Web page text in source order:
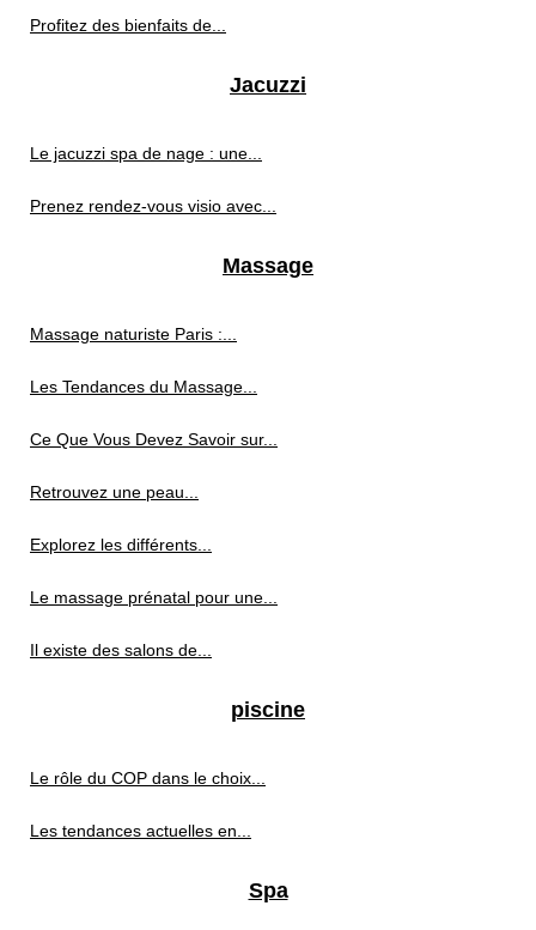
Profitez des bienfaits de...
Jacuzzi
Le jacuzzi spa de nage : une...
Prenez rendez-vous visio avec...
Massage
Massage naturiste Paris :...
Les Tendances du Massage...
Ce Que Vous Devez Savoir sur...
Retrouvez une peau...
Explorez les différents...
Le massage prénatal pour une...
Il existe des salons de...
piscine
Le rôle du COP dans le choix...
Les tendances actuelles en...
Spa